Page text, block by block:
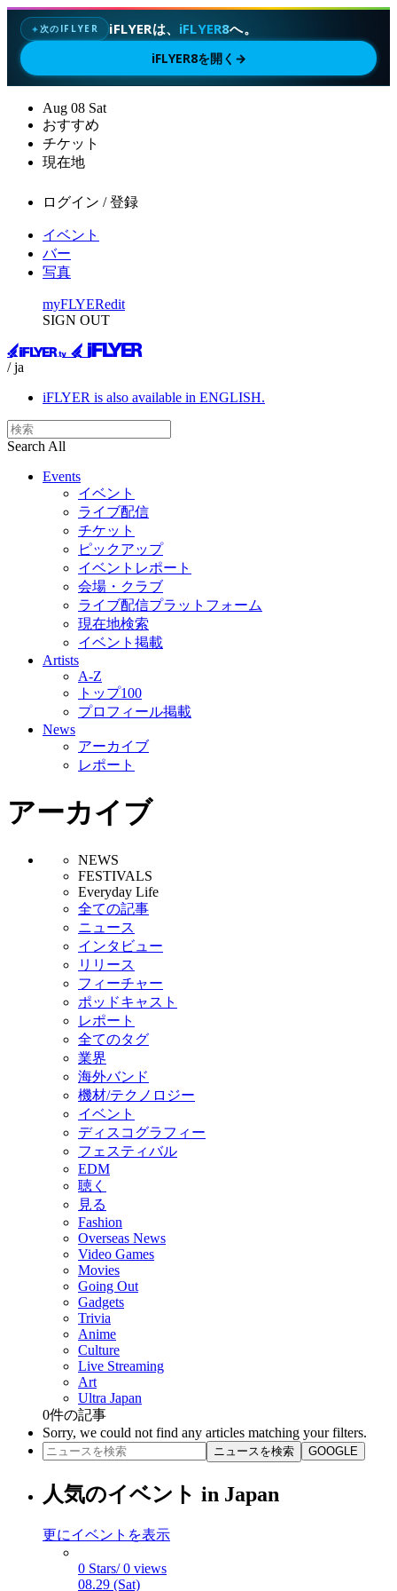
✦次のIFLYER iFLYERは、 iFLYER8へ。
iFLYER8を開く →
Aug 08 Sat
おすすめ
チケット
現在地
ログイン / 登録
イベント
バー
写真
myFLYERedit
SIGN OUT
/ ja
iFLYER is also available in ENGLISH.
Search All
Events
イベント
ライブ配信
チケット
ピックアップ
イベントレポート
会場・クラブ
ライブ配信プラットフォーム
現在地検索
イベント掲載
Artists
A-Z
トップ100
プロフィール掲載
News
アーカイブ
レポート
アーカイブ
NEWS
FESTIVALS
Everyday Life
全ての記事
ニュース
インタビュー
リリース
フィーチャー
ポッドキャスト
レポート
全てのタグ
業界
海外バンド
機材/テクノロジー
イベント
ディスコグラフィー
フェスティバル
EDM
聴く
見る
Fashion
Overseas News
Video Games
Movies
Going Out
Gadgets
Trivia
Anime
Culture
Live Streaming
Art
Ultra Japan
0件の記事
Sorry, we could not find any articles matching your filters.
ニュースを検索 GOOGLE
人気のイベント in Japan
更にイベントを表示
0 Stars/ 0 views
08.29 (Sat)